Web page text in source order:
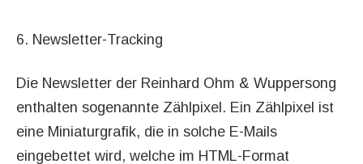
6. Newsletter-Tracking
Die Newsletter der Reinhard Ohm & Wuppersong
enthalten sogenannte Zählpixel. Ein Zählpixel ist
eine Miniaturgrafik, die in solche E-Mails
eingebettet wird, welche im HTML-Format